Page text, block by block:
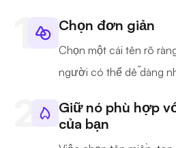
Chọn đơn giản
Chọn một cái tên rõ
người có thể dễ dàng
Giữ nó phù hợp
của bạn